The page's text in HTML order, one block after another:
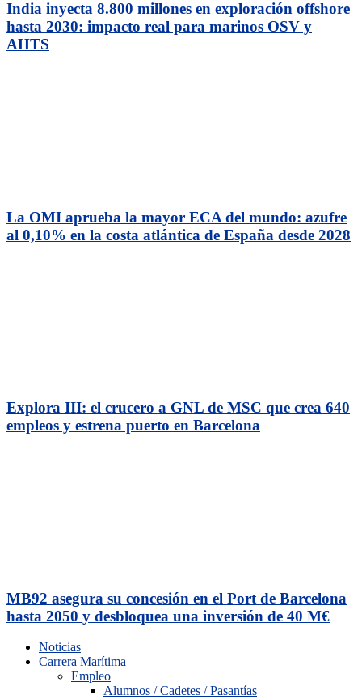
India inyecta 8.800 millones en exploración offshore
hasta 2030: impacto real para marinos OSV y
AHTS
La OMI aprueba la mayor ECA del mundo: azufre
al 0,10% en la costa atlántica de España desde 2028
Explora III: el crucero a GNL de MSC que crea 640
empleos y estrena puerto en Barcelona
MB92 asegura su concesión en el Port de Barcelona
hasta 2050 y desbloquea una inversión de 40 M€
Noticias
Carrera Marítima
Empleo
Alumnos / Cadetes / Pasantías